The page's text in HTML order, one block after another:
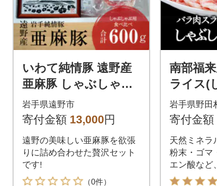
いわて純情豚 遠野産
亜麻豚 しゃぶしゃぶ
用 食べ比べ 合計600g
ロース モモ ウデ肉
岩手県遠野市
寄付金額 13,000円
遠野の美味しい亜麻豚を欲張
りに詰め合わせた贅沢セット
です!
（0件）
南部福
ライス(
用)1kg
岩手県野田
寄付金額
天然ミネラ
粉末・ゴマ
エン酸など
で育てた南